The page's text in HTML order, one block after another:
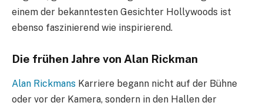
einem der bekanntesten Gesichter Hollywoods ist
ebenso faszinierend wie inspirierend.
Die frühen Jahre von Alan Rickman
Alan Rickmans Karriere begann nicht auf der Bühne
oder vor der Kamera, sondern in den Hallen der